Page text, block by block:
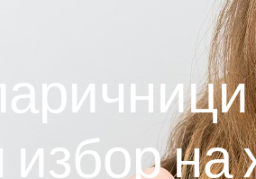
избор